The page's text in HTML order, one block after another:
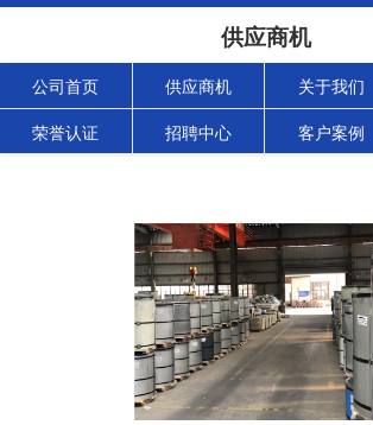
供应商机
公司首页 供应商机 关于我们
荣誉认证 招聘中心 客户案例